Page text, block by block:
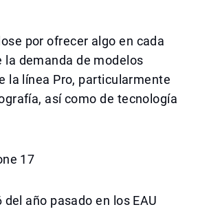
por ofrecer algo en cada
la demanda de modelos
la línea Pro, particularmente
así como de tecnología
17
año pasado en los EAU